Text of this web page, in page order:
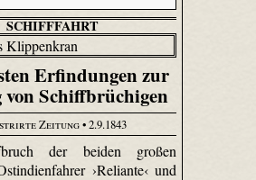
SCHIFFFAHRT
Erfindungen zur
von Schiffbrüchigen
Zeitung• 2.9.1843
der beiden großen
›Reliante‹ und